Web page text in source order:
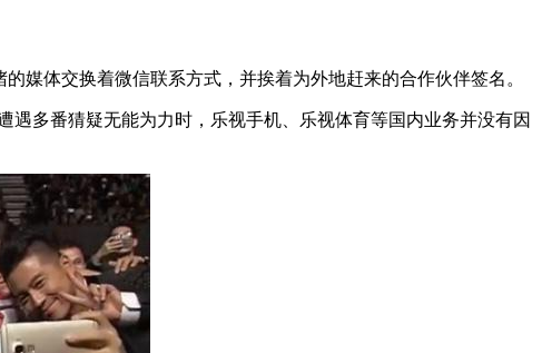
媒体交换着微信联系方式，并挨着为外地赶来的合作伙伴签名。
多番猜疑无能为力时，乐视手机、乐视体育等国内业务并没有因